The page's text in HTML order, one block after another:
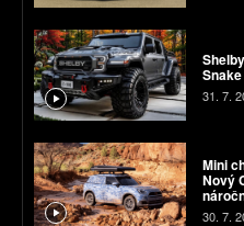
31. 7.
Mini
Nový
30. 7.